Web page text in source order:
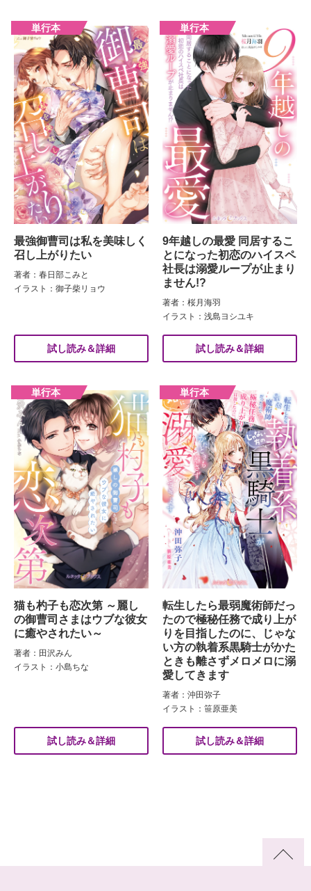
最強御曹司は私を美味しく
召し上がりたい
著者：春日部こみと
イラスト：御子柴リョウ
試し読み＆詳細
9年越しの最愛 同居するこ
とになった初恋のハイスペ
社長は溺愛ループが止まり
ません!?
著者：桜月海羽
イラスト：浅島ヨシユキ
試し読み＆詳細
猫も杓子も恋次第 ～麗し
の御曹司さまはウブな彼女
に癒やされたい～
著者：田沢みん
イラスト：小島ちな
試し読み＆詳細
転生したら最弱魔術師だっ
たので極秘任務で成り上が
りを目指したのに、じゃな
い方の執着系黒騎士がかた
ときも離さずメロメロに溺
愛してきます
著者：沖田弥子
イラスト：笹原亜美
試し読み＆詳細